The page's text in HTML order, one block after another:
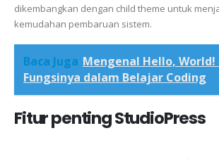
dikembangkan dengan child theme untuk
kemudahan pembaruan sistem.
Baca Juga Mengenal Hello, World!
Fungsinya dalam Belajar Coding
Fitur penting StudioPress